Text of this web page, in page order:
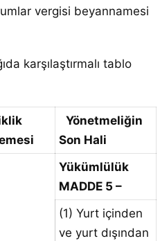
vergisi beyannamesi
karşılaştırmalı tablo
Yönetmeliğin
Son Hali
Yükümlülük
MADDE 5 –
(1) Yurt içinden
ve yurt dışından